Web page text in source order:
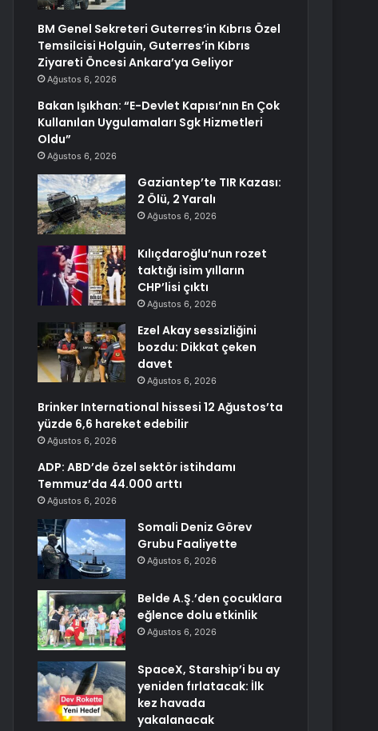
BM Genel Sekreteri Guterres’in Kıbrıs Özel
Temsilcisi Holguin, Guterres’in Kıbrıs
Ziyareti Öncesi Ankara’ya Geliyor
Ağustos 6, 2026
Bakan Işıkhan: “E-Devlet Kapısı’nın En Çok
Kullanılan Uygulamaları Sgk Hizmetleri
Oldu”
Ağustos 6, 2026
Gaziantep’te TIR Kazası:
2 Ölü, 2 Yaralı
Ağustos 6, 2026
Kılıçdaroğlu’nun rozet
taktığı isim yılların
CHP’lisi çıktı
Ağustos 6, 2026
Ezel Akay sessizliğini
bozdu: Dikkat çeken
davet
Ağustos 6, 2026
Brinker International hissesi 12 Ağustos’ta
yüzde 6,6 hareket edebilir
Ağustos 6, 2026
ADP: ABD’de özel sektör istihdamı
Temmuz’da 44.000 arttı
Ağustos 6, 2026
Somali Deniz Görev
Grubu Faaliyette
Ağustos 6, 2026
Belde A.Ş.’den çocuklara
eğlence dolu etkinlik
Ağustos 6, 2026
SpaceX, Starship’i bu ay
yeniden fırlatacak: İlk
kez havada
yakalanacak